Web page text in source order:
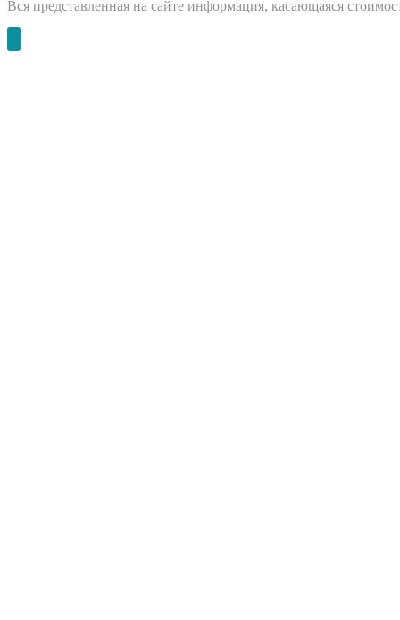
Вся представленная на сайте информация, касающаяся